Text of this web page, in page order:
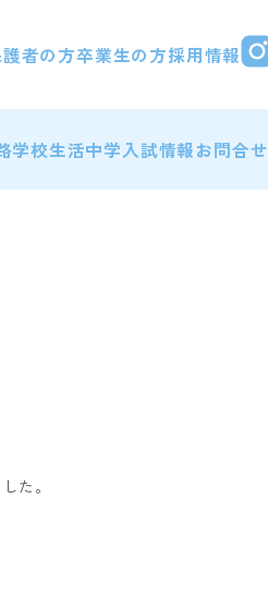
者の方卒業生の方採用情報
学校生活中学入試情報お問合せ
た。